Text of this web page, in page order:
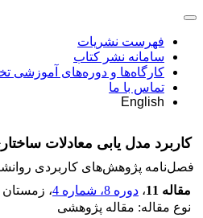
فهرست نشریات
سامانه نشر کتاب
کارگاه‌ها و دوره‌های آموزشی
تماس با ما
English
کاربرد مدل یابی معادلات
فصل‌نامه پژوهش‌های کاربردی
مقاله 11
، دوره 8، شماره 4 ، زمستان 1396
نوع مقاله: مقاله پژوهشی